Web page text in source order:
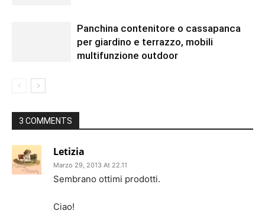
Panchina contenitore o cassapanca
per giardino e terrazzo, mobili
multifunzione outdoor
3 COMMENTS
Letizia
Marzo 29, 2013 At 22.11
Sembrano ottimi prodotti.
Ciao!